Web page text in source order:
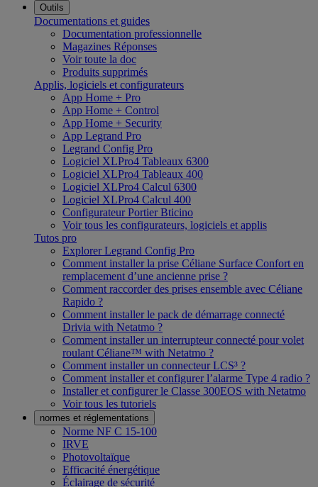
Outils
Documentations et guides
Documentation professionnelle
Magazines Réponses
Voir toute la doc
Produits supprimés
Applis, logiciels et configurateurs
App Home + Pro
App Home + Control
App Home + Security
App Legrand Pro
Legrand Config Pro
Logiciel XLPro4 Tableaux 6300
Logiciel XLPro4 Tableaux 400
Logiciel XLPro4 Calcul 6300
Logiciel XLPro4 Calcul 400
Configurateur Portier Bticino
Voir tous les configurateurs, logiciels et applis
Tutos pro
Explorer Legrand Config Pro
Comment installer la prise Céliane Surface Confort en
remplacement d’une ancienne prise ?
Comment raccorder des prises ensemble avec Céliane
Rapido ?
Comment installer le pack de démarrage connecté
Drivia with Netatmo ?
Comment installer un interrupteur connecté pour volet
roulant Céliane™ with Netatmo ?
Comment installer un connecteur LCS³ ?
Comment installer et configurer l’alarme Type 4 radio ?
Installer et configurer le Classe 300EOS with Netatmo
Voir tous les tutoriels
normes et réglementations
Norme NF C 15-100
IRVE
Photovoltaïque
Efficacité énergétique
Éclairage de sécurité